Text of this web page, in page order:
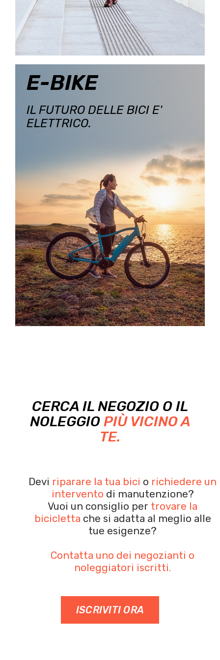
E-BIKE
IL FUTURO DELLE BICI E'
ELETTRICO.
CERCA IL NEGOZIO O IL
NOLEGGIO PIÙ VICINO A
TE.
Devi riparare la tua bici o richiedere un
intervento di manutenzione?
Vuoi un consiglio per trovare la
bicicletta che si adatta al meglio alle
tue esigenze?
Contatta uno dei negozianti o
noleggiatori iscritti.
ISCRIVITI ORA